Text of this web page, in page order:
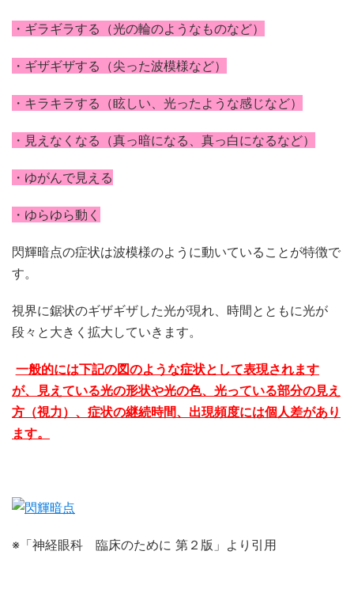
・ギラギラする（光の輪のようなものなど）
・ギザギザする（尖った波模様など）
・キラキラする（眩しい、光ったような感じなど）
・見えなくなる（真っ暗になる、真っ白になるなど）
・ゆがんで見える
・ゆらゆら動く
閃輝暗点の症状は波模様のように動いていることが特徴で
す。
視界に鋸状のギザギザした光が現れ、時間とともに光が
段々と大きく拡大していきます。
一般的には下記の図のような症状として表現されます
が、見えている光の形状や光の色、光っている部分の見え
方（視力）、症状の継続時間、出現頻度には個人差があり
ます。
※「神経眼科 臨床のために 第２版」より引用